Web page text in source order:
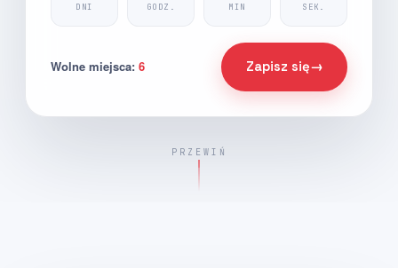
DNI GODZ. MIN SEK.
Wolne miejsca: 6 Zapisz się→
PRZEWIŃ